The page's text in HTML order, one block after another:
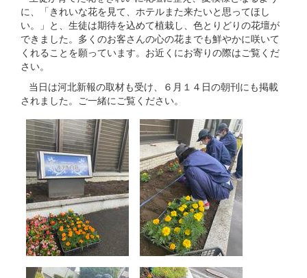
に、「きれいな花を見て、ホテルまた来たいと思ってほし
い。」と、生徒は期待を込めて植栽し、色とりどりの花壇が
できました。多くのお客さんの心の花までも鮮やかに咲いて
くれることを願っています。お近くにお寄りの際はご覧くだ
さい。
当日は河北新報の取材も受け、６月１４日の朝刊にも掲載
されました。ご一緒にご覧ください。